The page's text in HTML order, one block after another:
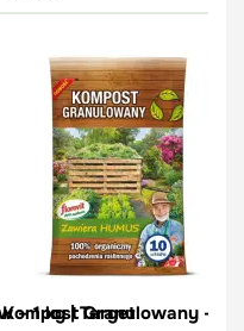
– 1 kg | Target
Kompost Granulowany –